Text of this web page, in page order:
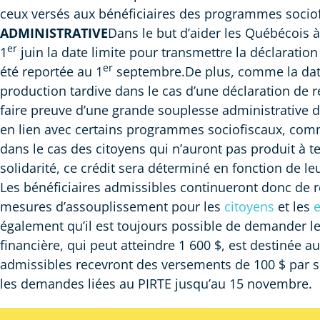
ceux versés aux bénéficiaires des programmes
ADMINISTRATIVEDans le but d’aider les Québécois
1er juin la date limite pour transmettre la déclaration
été reportée au 1er septembre.De plus, comme la
production tardive dans le cas d’une déclaration
faire preuve d’une grande souplesse
en lien avec certains programmes sociofiscaux,
dans le cas des citoyens qui n’auront pas produit à
solidarité, ce crédit sera déterminé en fonction de
Les bénéficiaires admissibles continueront donc de
mesures d’assouplissement pour les citoyens et les
également qu’il est toujours possible de demander
financière, qui peut atteindre 1 600 $, est destinée
admissibles recevront des versements de 100 $ par
les demandes liées au PIRTE jusqu’au 15 novembre.